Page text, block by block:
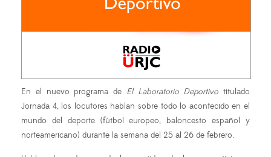
En el nuevo programa de El Laboratorio Deportivo titulado
Jornada 4, los locutores hablan sobre todo lo acontecido en el
mundo del deporte (fútbol europeo, baloncesto español y
norteamericano) durante la semana del 25 al 26 de febrero.